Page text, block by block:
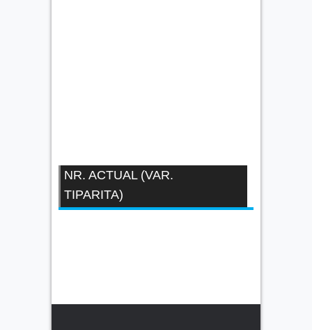
NR. ACTUAL (VAR.
TIPARITA)